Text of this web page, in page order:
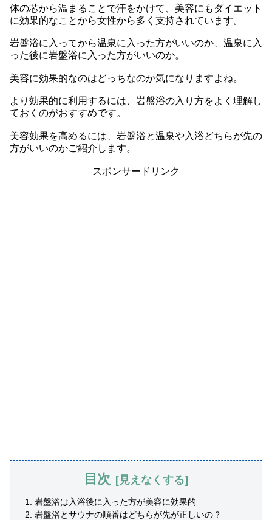
体の芯から温まることで汗をかけて、美容にもダイエット
に効果的なことから女性から多く支持されています。
岩盤浴に入ってから温泉に入った方がいいのか、温泉に入
った後に岩盤浴に入った方がいいのか。
美容に効果的なのはどっちなのか気になりますよね。
より効果的に利用するには、岩盤浴の入り方をよく理解し
ておくのがおすすめです。
美容効果を高めるには、岩盤浴と温泉や入浴どちらが先の
方がいいのかご紹介します。
スポンサードリンク
目次
岩盤浴は入浴後に入った方が美容に効果的
岩盤浴とサウナの順番はどちらが先が正しいの？